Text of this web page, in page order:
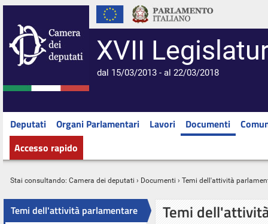
XVII
dal 15/03/2013 - al 22/03/2018
Deputati Organi Parlamentari Lavori Documenti
Accesso rapido
Stai consultando: Camera dei deputati › Documenti › Temi dell'attività
Temi dell'attività parlamentare Temi